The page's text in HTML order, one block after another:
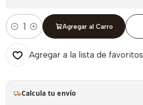
Cantidad
Agregar al Carro
Agregar a la lista de favoritos
Calcula tu envío